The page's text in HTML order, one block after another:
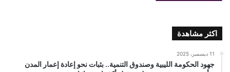
اكثر مشاهدة
11 ديسمبر، 2025
جهود الحكومة الليبية وصندوق التنمية.. بثبات نحو إعادة إعمار المدن